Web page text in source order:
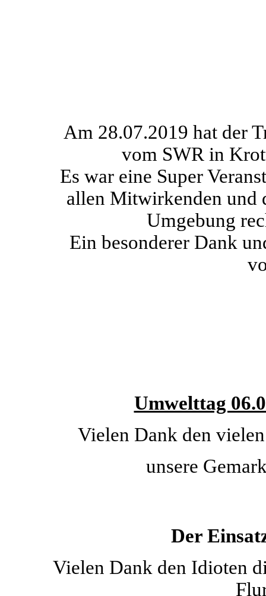
Am 28.07.2019 hat der
vom SWR in
Es war eine Super
allen Mitwirkenden und
Umgebung
Ein besonderer Dank
Umwelttag
Vielen Dank den
unsere
Der
Vielen Dank den Idioten